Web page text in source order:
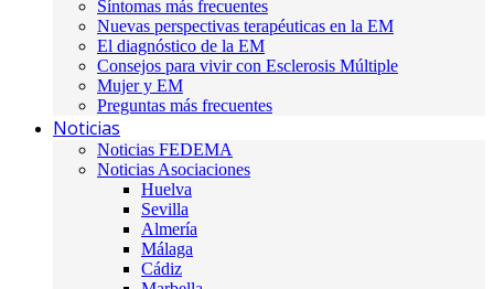
Síntomas más frecuentes
Nuevas perspectivas terapéuticas en la EM
El diagnóstico de la EM
Consejos para vivir con Esclerosis Múltiple
Mujer y EM
Preguntas más frecuentes
Noticias
Noticias FEDEMA
Noticias Asociaciones
Huelva
Sevilla
Almería
Málaga
Cádiz